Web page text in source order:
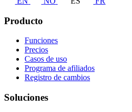
Producto
Funciones
Precios
Casos de uso
Programa de afiliados
Registro de cambios
Soluciones